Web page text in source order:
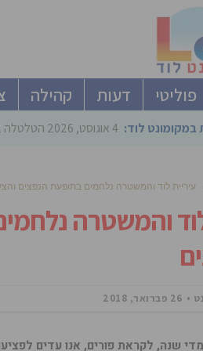
פוליטי דעות קהילה
במקומונט לוד: 4 אוגוסט, 2026 הטלטלה
עיריית לוד והמשטרה נלחמים בתופעת הנפצים
והמשטרה
26 פברואר, 2018
מדי שנה, לקראת פורים, אנו עדים